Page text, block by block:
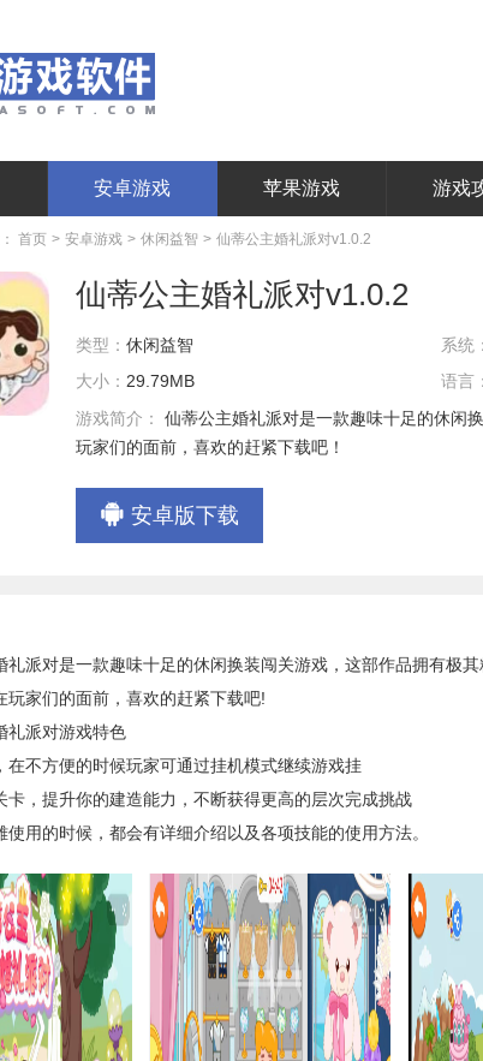
安卓游戏 苹果游戏 游戏
首页 > 安卓游戏 > 休闲益智 > 仙蒂公主婚礼派对v1.0.2
仙蒂公主婚礼派对v1.0.2
类型： 休闲益智 系统：
大小： 29.79MB 语言：
游戏简介：
仙蒂公主婚礼派对是一款趣味十足的休闲
玩家们的面前，喜欢的赶紧下载吧！
安卓版下载
对是一款趣味十足的休闲换装闯关游戏，这部作品拥有极其
玩家们的面前，喜欢的赶紧下载吧!
礼派对游戏特色
不方便的时候玩家可通过挂机模式继续游戏挂
，提升你的建造能力，不断获得更高的层次完成挑战
的时候，都会有详细介绍以及各项技能的使用方法。